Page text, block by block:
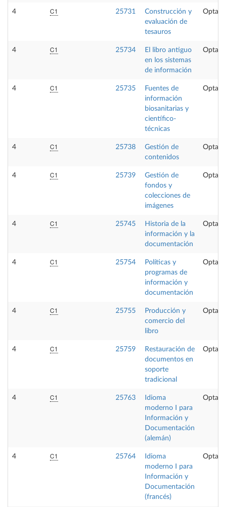
4 C1 25731
Construcción y
evaluación de
tesauros
4 C1 25734
El libro antiguo
en los sistemas
de información
4 C1 25735
Fuentes de
información
biosanitarias y
científico-
técnicas
4 C1 25738
Gestión de
contenidos
4 C1 25739
Gestión de
fondos y
colecciones de
imágenes
4 C1 25745
Historia de la
información y la
documentación
4 C1 25754
Políticas y
programas de
información y
documentación
4 C1 25755
Producción y
comercio del
libro
4 C1 25759
Restauración de
documentos en
soporte
tradicional
4 C1 25763
Idioma
moderno I para
Información y
Documentación
(alemán)
4 C1 25764
Idioma
moderno I para
Información y
Documentación
(francés)